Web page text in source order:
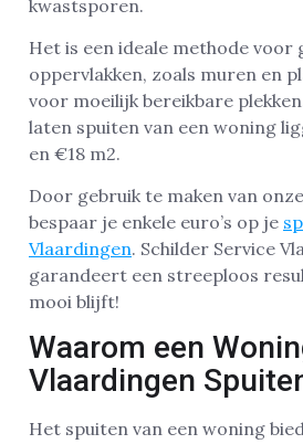
kwastsporen.
Het is een ideale methode voor
oppervlakken, zoals muren en
voor moeilijk bereikbare
laten spuiten van een woning
en €18 m2.
Door gebruik te maken van
bespaar je enkele euro’s op je
Vlaardingen. Schilder Service
garandeert een streeploos
mooi blijft!
Waarom een
Vlaardingen
Het spuiten van een woning